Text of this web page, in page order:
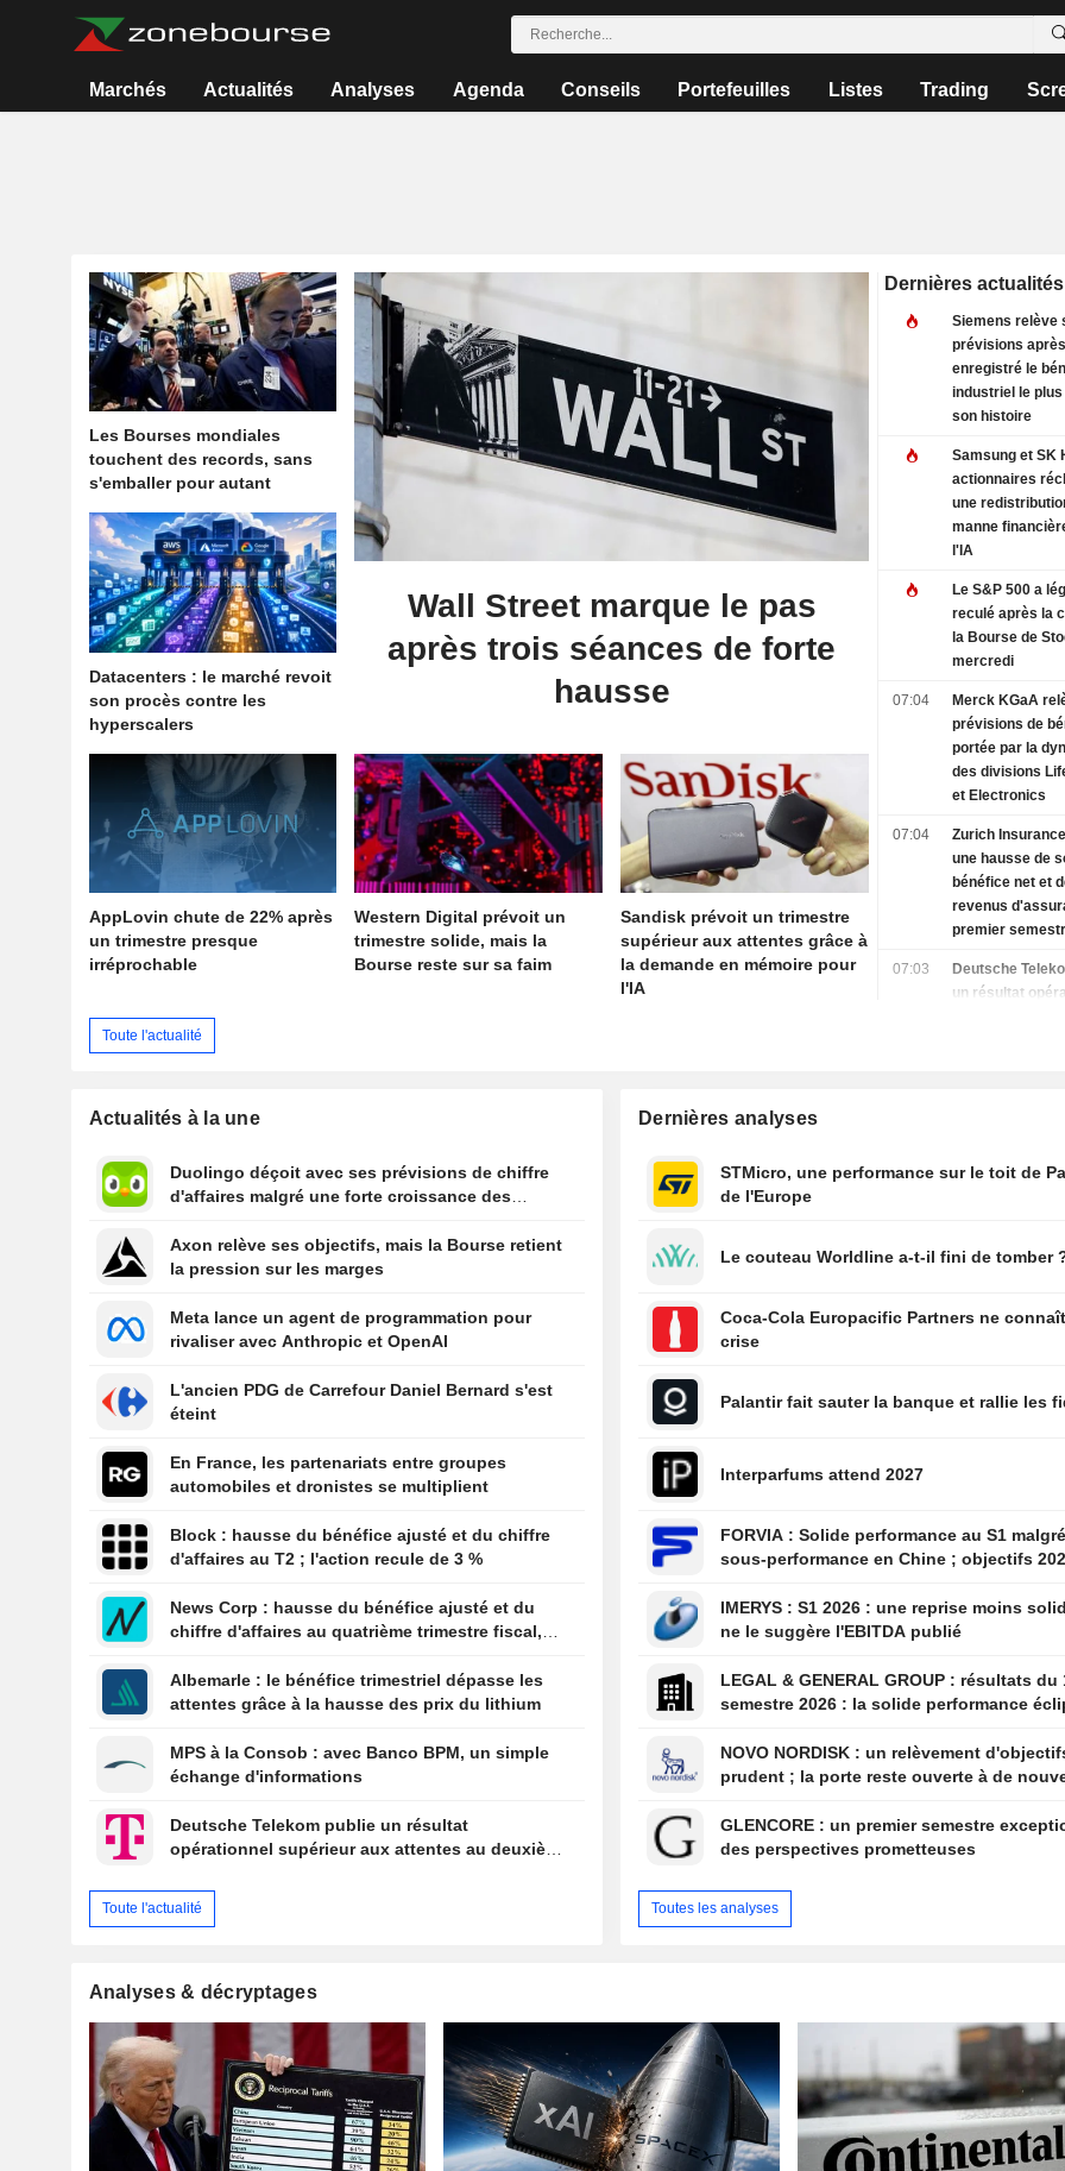
Marchés Actualités Analyses Agenda Conseils Portefeuilles Listes Trading
Les Bourses mondiales
touchent des records, sans
s'emballer pour autant
Datacenters : le marché revoit
son procès contre les
hyperscalers
Wall Street marque le pas
après trois séances de forte
hausse
AppLovin chute de 22% après
un trimestre presque
irréprochable
Western Digital prévoit un
trimestre solide, mais la
Bourse reste sur sa faim
Sandisk prévoit un trimestre
supérieur aux attentes grâce à
la demande en mémoire pour
l'IA
Dernières actualités
Siemens relève
prévisions
enregistré le
industriel le plus
son histoire
Samsung et SK
actionnaires
une
manne
l'IA
Le S&P 500 a
reculé après la
la Bourse de
mercredi
07:04
Merck KGaA
prévisions de
portée par la
des divisions
et Electronics
07:04
Zurich
une hausse de
bénéfice net et
revenus
premier
07:03
Deutsche
un résultat
06:53
MPS à la
06:53
Les valeurs de
semestre
Toute l'actualité
Actualités à la une
Duolingo déçoit avec ses prévisions de chiffre
d'affaires malgré une forte croissance des
Axon relève ses objectifs, mais la Bourse retient
la pression sur les marges
Meta lance un agent de programmation pour
rivaliser avec Anthropic et OpenAI
L'ancien PDG de Carrefour Daniel Bernard s'est
éteint
En France, les partenariats entre groupes
automobiles et dronistes se multiplient
Block : hausse du bénéfice ajusté et du chiffre
d'affaires au T2 ; l'action recule de 3 %
News Corp : hausse du bénéfice ajusté et du
chiffre d'affaires au quatrième trimestre fiscal,
Albemarle : le bénéfice trimestriel dépasse les
attentes grâce à la hausse des prix du lithium
MPS à la Consob : avec Banco BPM, un simple
échange d'informations
Deutsche Telekom publie un résultat
opérationnel supérieur aux attentes au deuxième
Toute l'actualité
Dernières analyses
STMicro, une performance sur le toit de
de l'Europe
Le couteau Worldline a-t-il fini de tomber
Coca-Cola Europacific Partners ne
crise
Palantir fait sauter la banque et rallie les
Interparfums attend 2027
FORVIA : Solide performance au S1 malgré la
sous-performance en Chine ; objectifs
IMERYS : S1 2026 : une reprise moins solide que
ne le suggère l'EBITDA publié
LEGAL & GENERAL GROUP : résultats du 1er
semestre 2026 : la solide performance
bénéfices
NOVO NORDISK : un relèvement d'objectifs trop
prudent ; la porte reste ouverte à de
GLENCORE : un premier semestre exceptionnel et
des perspectives prometteuses
Toutes les analyses
Analyses & décryptages